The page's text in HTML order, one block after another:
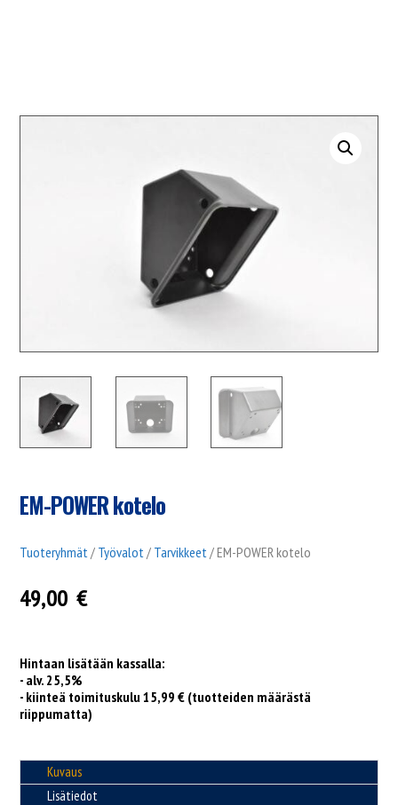
EM-POWER kotelo
Tuoteryhmät / Työvalot / Tarvikkeet / EM-POWER kotelo
49,00 €
Hintaan lisätään kassalla:
- alv. 25,5%
- kiinteä toimituskulu 15,99 € (tuotteiden määrästä
riippumatta)
Kuvaus
Lisätiedot